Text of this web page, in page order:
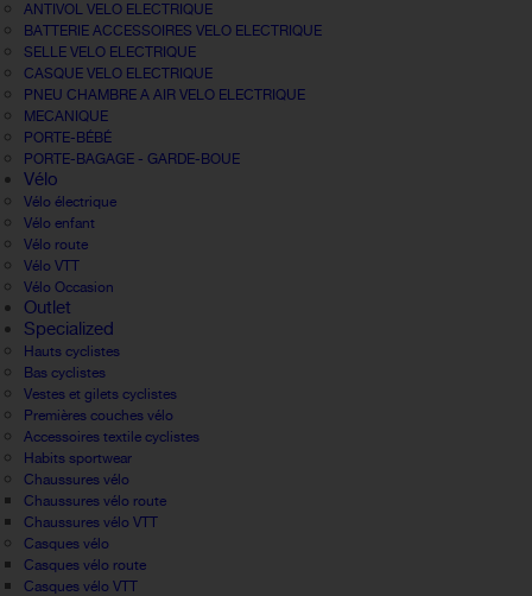
ANTIVOL VELO ELECTRIQUE
BATTERIE ACCESSOIRES VELO ELECTRIQUE
SELLE VELO ELECTRIQUE
CASQUE VELO ELECTRIQUE
PNEU CHAMBRE A AIR VELO ELECTRIQUE
MECANIQUE
PORTE-BÉBÉ
PORTE-BAGAGE - GARDE-BOUE
Vélo
Vélo électrique
Vélo enfant
Vélo route
Vélo VTT
Vélo Occasion
Outlet
Specialized
Hauts cyclistes
Bas cyclistes
Vestes et gilets cyclistes
Premières couches vélo
Accessoires textile cyclistes
Habits sportwear
Chaussures vélo
Chaussures vélo route
Chaussures vélo VTT
Casques vélo
Casques vélo route
Casques vélo VTT